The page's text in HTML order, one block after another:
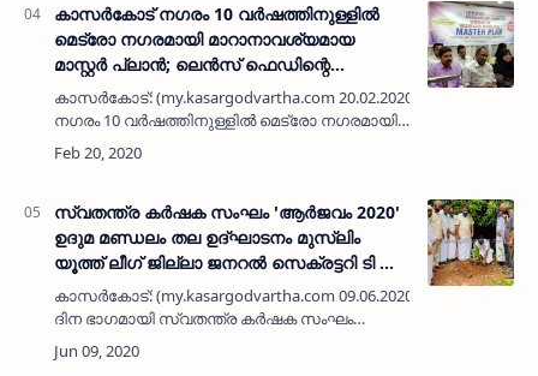
കാസര്‍കോട് നഗരം 10 വര്‍ഷത്തിനുള്ളില്‍
മെട്രോ നഗരമായി മാറാനാവശ്യമായ
മാസ്റ്റര്‍ പ്ലാന്‍; ലെന്‍സ് ഫെഡിന്റെ
നേതൃത്വത്തില്‍ സെമിനാര്‍ സംഘടിപ്പിച്ചു
കാസര്‍കോട്: (my.kasargodvartha.com 20.02.2020) കാസര്‍കോട്
നഗരം 10 വര്‍ഷത്തിനുള്ളില്‍ മെട്രോ നഗരമായി
മാറാനാവശ്യമായ രീതിയില്‍ തയ്യാറാക്കിയ
മാസ്റ്റര്‍ പ്ലാന്‍ സംബന്ധ…
സ്വതന്ത്ര കര്‍ഷക സംഘം 'ആര്‍ജവം 2020'
ഉദുമ മണ്ഡലം തല ഉദ്ഘാടനം മുസ്ലിം
യൂത്ത് ലീഗ് ജില്ലാ ജനറല്‍ സെക്രട്ടറി ടി ഡി
കബീര്‍ നിര്‍വ്വഹിച്ചു
കാസര്‍കോട്: (my.kasargodvartha.com 09.06.2020) പരിസ്ഥിതി
ദിന ഭാഗമായി സ്വതന്ത്ര കര്‍ഷക സംഘം
'ആര്‍ജവം 2020' ഉദുമ മണ്ഡലം തല ഉദ്ഘാടനം
മുസ്ലിം യൂത്ത് ലീഗ് ജില്ലാ ജനറല്‍…